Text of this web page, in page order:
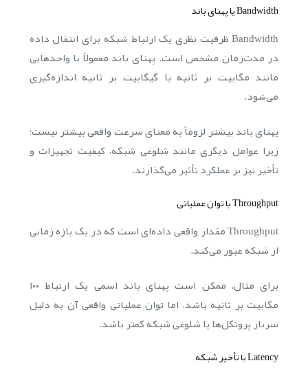
Bandwidth یا پهنای باند
Bandwidth ظرفیت نظری یک ارتباط شبکه برای انتقال داده
در مدت‌زمان مشخص است. پهنای باند معمولاً با واحدهایی
مانند مگابیت بر ثانیه یا گیگابیت بر ثانیه اندازه‌گیری
می‌شود.
پهنای باند بیشتر لزوماً به معنای سرعت واقعی بیشتر نیست؛
زیرا عوامل دیگری مانند شلوغی شبکه، کیفیت تجهیزات و
تأخیر نیز بر عملکرد تأثیر می‌گذارند.
Throughput یا توان عملیاتی
Throughput مقدار واقعی داده‌ای است که در یک بازه زمانی
از شبکه عبور می‌کند.
برای مثال، ممکن است پهنای باند اسمی یک ارتباط ۱۰۰
مگابیت بر ثانیه باشد، اما توان عملیاتی واقعی آن به دلیل
سربار پروتکل‌ها یا شلوغی شبکه کمتر باشد.
Latency یا تأخیر شبکه